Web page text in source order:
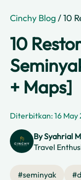
Cinchy Blog/ 10
10
+ Maps]
Diterbitkan: 16 May
BySyahrial
Travel
#seminyak #